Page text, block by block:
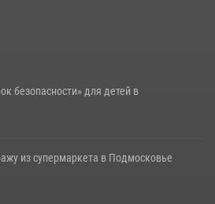
безопасности» для детей в
из супермаркета в Подмосковье